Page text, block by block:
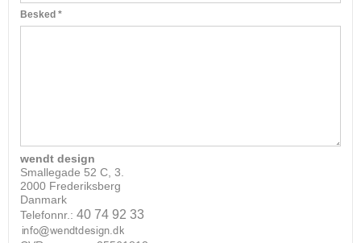
Besked *
wendt design
Smallegade 52 C, 3.
2000 Frederiksberg
Danmark
Telefonnr.: 40 74 92 33